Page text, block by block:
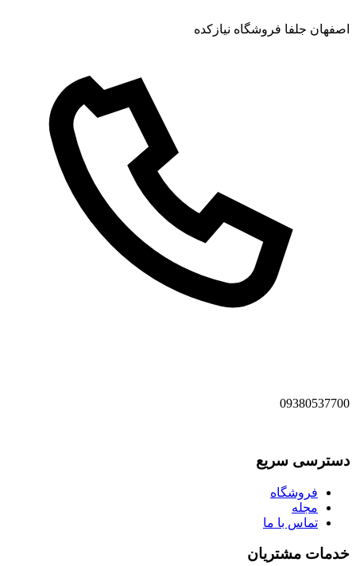
اصفهان جلفا فروشگاه نیازکده
09380537700
دسترسی سریع
فروشگاه
مجله
تماس با ما
خدمات مشتریان